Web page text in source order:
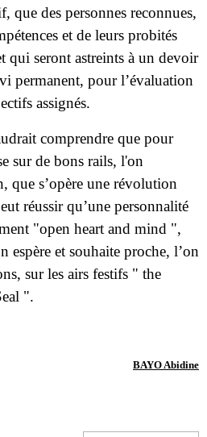
que des personnes reconnues,
et de leurs probités
qui seront astreints à un devoir
permanent, pour l’évaluation
assignés.
comprendre que pour
sur de bons rails, l'on
que s’opère une révolution
réussir qu’une personnalité
"open heart and mind ",
espère et souhaite proche, l’on
sur les airs festifs " the
".
BAYO Abidine